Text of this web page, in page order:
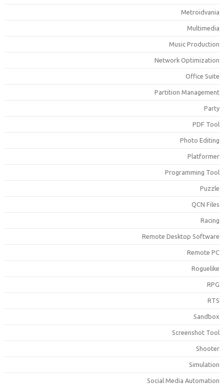
Music
Network
Office
Partition
PDF
Photo
Programming
QCN
Remote Desktop
Remote
Screenshot
Social Media